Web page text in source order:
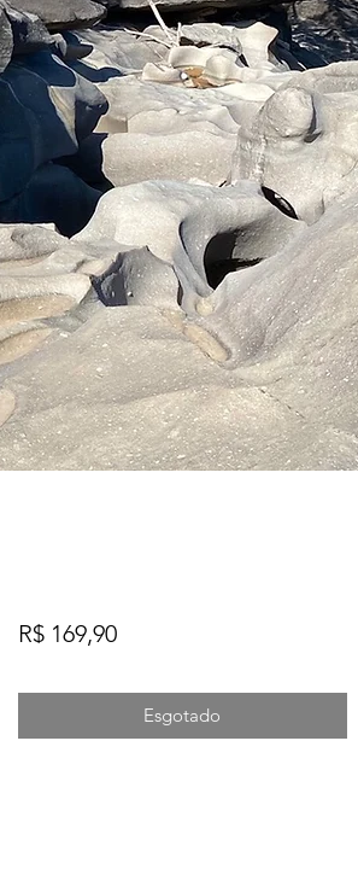
R$ 169,90Preço
Esgotado